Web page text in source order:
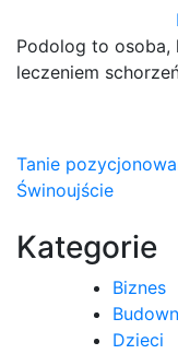
Podolog to osoba,
leczeniem
wpisu
Tanie
Świnoujście
Kategorie
Biznes
Dzieci